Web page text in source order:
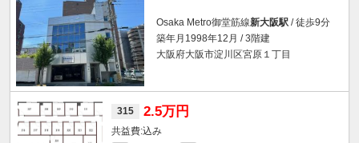
Osaka Metro御堂筋線新大阪駅 / 徒歩9分
築年月1998年12月 / 3階建
大阪府大阪市淀川区宮原１丁目
315 2.5万円
込み